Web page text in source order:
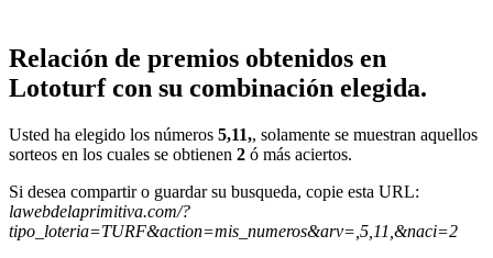
Relación de premios obtenidos en
Lototurf con su combinación elegida.
Usted ha elegido los números 5,11,, solamente se muestran aquellos
sorteos en los cuales se obtienen 2 ó más aciertos.
Si desea compartir o guardar su busqueda, copie esta URL:
lawebdelaprimitiva.com/?
tipo_loteria=TURF&action=mis_numeros&arv=,5,11,&naci=2